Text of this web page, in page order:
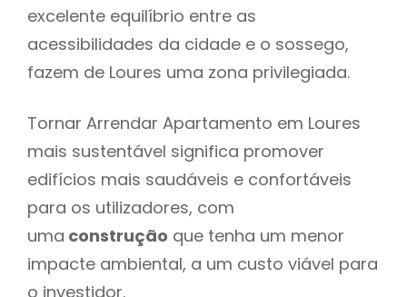
excelente equilíbrio entre as
acessibilidades da cidade e o sossego,
fazem de Loures uma zona privilegiada.
Tornar Arrendar Apartamento em Loures
mais sustentável significa promover
edifícios mais saudáveis e confortáveis
para os utilizadores, com
uma construção que tenha um menor
impacte ambiental, a um custo viável para
o investidor.